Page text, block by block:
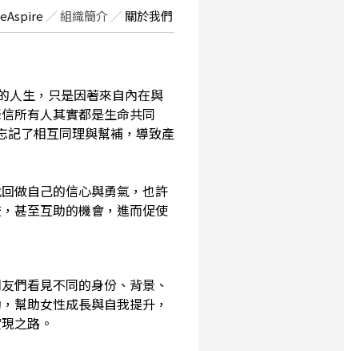
／組織簡介 ／ 關於我們
人生，只是因著來自內在與
所有人其實都是生命共同
記了相互同理與幫補，導致產
做自己的信心與勇氣，也許
甚至互助的機會，進而促使
們看見不同的身份、背景、
幫助女性成長與自我提升，
之路。